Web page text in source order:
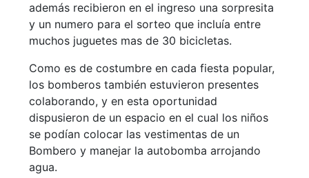
además recibieron en el ingreso una sorpresita
y un numero para el sorteo que incluía entre
muchos juguetes mas de 30 bicicletas.
Como es de costumbre en cada fiesta popular,
los bomberos también estuvieron presentes
colaborando, y en esta oportunidad
dispusieron de un espacio en el cual los niños
se podían colocar las vestimentas de un
Bombero y manejar la autobomba arrojando
agua.